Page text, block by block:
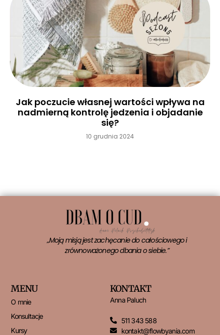
Jak poczucie własnej wartości wpływa na
nadmierną kontrolę jedzenia i objadanie
się?
10 grudnia 2024
„Moją misją jest zachęcanie do całościowego i
zrównoważonego dbania o siebie.”
MENU
O mnie
Konsultacje
Kursy
KONTAKT
Anna Paluch
511 343 588
kontakt@flowbyania.com